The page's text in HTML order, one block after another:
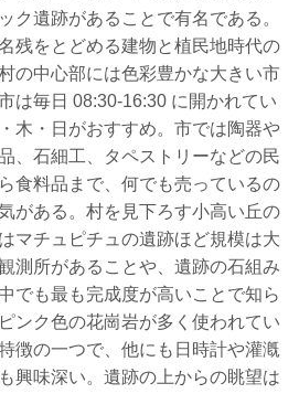
ク遺跡があることで有名である。
残をとどめる建物と植民地時代の
の中心部には色彩豊かな大きい市
は毎日 08:30-16:30 に開かれてい
木・日がおすすめ。市では陶器や
、石細工、タペストリーなどの民
食料品まで、何でも売っているの
がある。村を見下ろす小高い丘の
マチュピチュの遺跡ほど規模は大
測所があることや、遺跡の石組み
でも最も完成度が高いことで知ら
ンク色の花崗岩が多く使われてい
徴の一つで、他にも日時計や灌漑
興味深い。遺跡の上からの眺望は